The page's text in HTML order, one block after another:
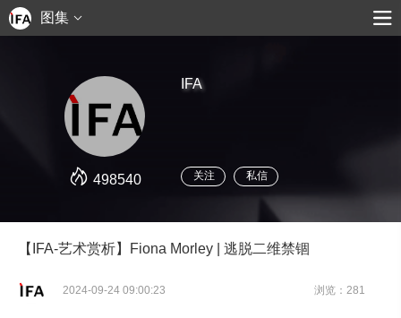
图集
498540
IFA
关注 私信
【IFA-艺术赏析】Fiona Morley | 逃脱二维禁锢
2024-09-24 09:00:23 浏览：281